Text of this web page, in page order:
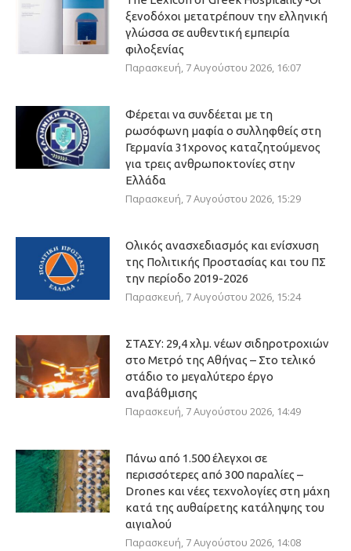
ξενοδόχοι μετατρέπουν την ελληνική
γλώσσα σε αυθεντική εμπειρία
φιλοξενίας
Παρασκευή, 7 Αυγούστου 2026, 16:07
Φέρεται να συνδέεται με τη
ρωσόφωνη μαφία ο συλληφθείς στη
Γερμανία 31χρονος καταζητούμενος
για τρεις ανθρωποκτονίες στην
Ελλάδα
Παρασκευή, 7 Αυγούστου 2026, 15:29
Ολικός ανασχεδιασμός και ενίσχυση
της Πολιτικής Προστασίας και του ΠΣ
την περίοδο 2019-2026
Παρασκευή, 7 Αυγούστου 2026, 15:24
ΣΤΑΣΥ: 29,4 χλμ. νέων σιδηροτροχιών
στο Μετρό της Αθήνας – Στο τελικό
στάδιο το μεγαλύτερο έργο
αναβάθμισης
Παρασκευή, 7 Αυγούστου 2026, 14:49
Πάνω από 1.500 έλεγχοι σε
περισσότερες από 300 παραλίες –
Drones και νέες τεχνολογίες στη μάχη
κατά της αυθαίρετης κατάληψης του
αιγιαλού
Παρασκευή, 7 Αυγούστου 2026, 14:08